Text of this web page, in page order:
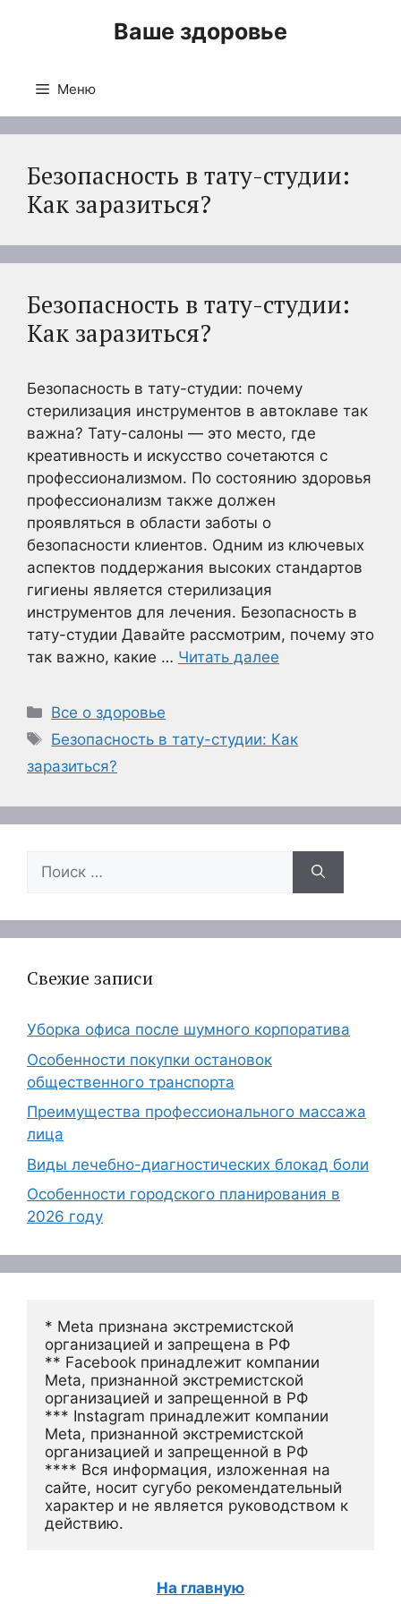
Ваше здоровье
Меню
Безопасность в тату-студии:
Как заразиться?
Безопасность в тату-студии:
Как заразиться?
Безопасность в тату-студии: почему
стерилизация инструментов в автоклаве так
важна? Тату-салоны — это место, где
креативность и искусство сочетаются с
профессионализмом. По состоянию здоровья
профессионализм также должен
проявляться в области заботы о
безопасности клиентов. Одним из ключевых
аспектов поддержания высоких стандартов
гигиены является стерилизация
инструментов для лечения. Безопасность в
тату-студии Давайте рассмотрим, почему это
так важно, какие … Читать далее
Рубрики
Все о здоровье
Метки
Безопасность в тату-студии: Как
заразиться?
Поиск:
Свежие записи
Уборка офиса после шумного корпоратива
Особенности покупки остановок
общественного транспорта
Преимущества профессионального массажа
лица
Виды лечебно-диагностических блокад боли
Особенности городского планирования в
2026 году
* Meta признана экстремистской
организацией и запрещена в РФ
** Facebook принадлежит компании
Meta, признанной экстремистской
организацией и запрещенной в РФ
*** Instagram принадлежит компании
Meta, признанной экстремистской
организацией и запрещенной в РФ
**** Вся информация, изложенная на
сайте, носит сугубо рекомендательный
характер и не является руководством к
действию.
На главную